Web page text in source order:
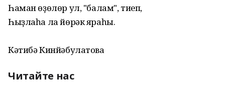
Һаман өҙөлөр ул, "балам", тиеп,
Һыҙлаһа ла йөрәк яраһы.
Кәтибә Кинйәбулатова
Читайте нас